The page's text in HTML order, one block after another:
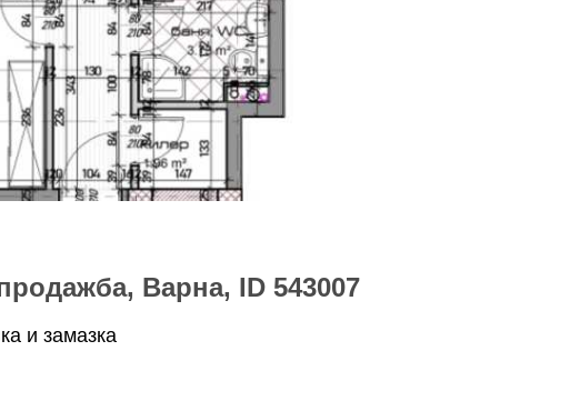
Варна, ID 543007
и замазка